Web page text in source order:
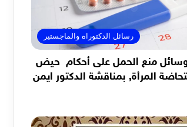
رسائل الدكتوراه والماجستير
ووسائل منع الحمل على أحكام حيض
المرأة, بمناقشة الدكتور ايمن